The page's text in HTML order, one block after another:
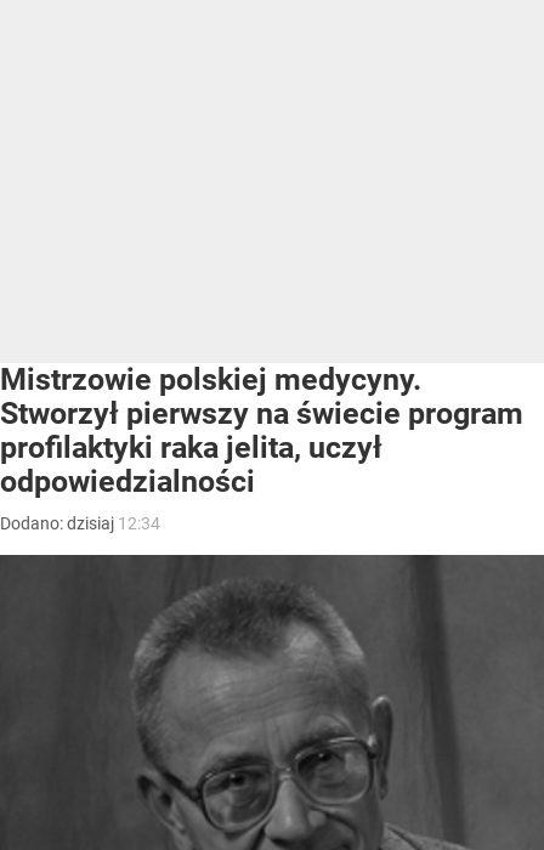
Mistrzowie polskiej medycyny.
Stworzył pierwszy na świecie program
profilaktyki raka jelita, uczył
odpowiedzialności
Dodano:dzisiaj 12:34